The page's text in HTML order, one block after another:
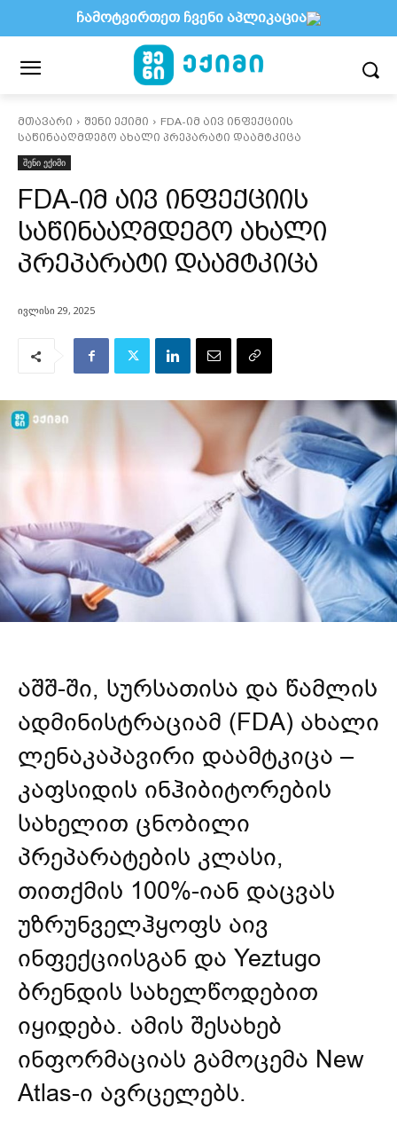
მთავარი შენი ექიმი
FDA-იმ აივ ინფექციის
საწინააღმდეგო ახალი პრეპარატი დაამტკიცა
შენი ექიმი
FDA-იმ აივ ინფექციის
საწინააღმდეგო ახალი
პრეპარატი დაამტკიცა
ივლისი 29, 2025
აშშ-ში, სურსათისა და წამლის
ადმინისტრაციამ (FDA) ახალი
ლენაკაპავირი დაამტკიცა –
კაფსიდის ინჰიბიტორების
სახელით ცნობილი
პრეპარატების კლასი,
თითქმის 100%-იან დაცვას
უზრუნველჰყოფს აივ
ინფექციისგან და Yeztugo
ბრენდის სახელწოდებით
იყიდება. ამის შესახებ
ინფორმაციას გამოცემა New
Atlas-ი ავრცელებს.
ჩამოტვირთეთ ჩვენი აპლიკაცია